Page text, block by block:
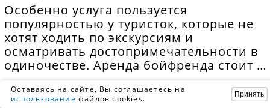
Особенно услуга пользуется
популярностью у туристок, которые не
хотят ходить по экскурсиям и
осматривать достопримечательности в
одиночестве. Аренда бойфренда стоит в
Оставаясь на сайте, Вы соглашаетесь на
использование файлов cookies. Принять